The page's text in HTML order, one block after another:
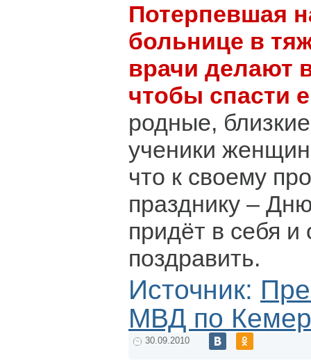
Потерпевшая
больнице в
врачи делают
чтобы спасти
родные,
ученики
что к своему
празднику –
придёт в себя и
поздравить.
Источник:
МВД по
30.09.2010